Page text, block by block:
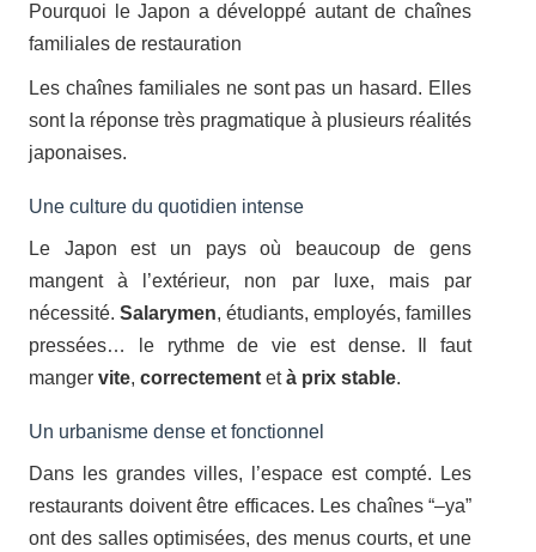
Pourquoi le Japon a développé autant de chaînes
familiales de restauration
Les chaînes familiales ne sont pas un hasard. Elles
sont la réponse très pragmatique à plusieurs réalités
japonaises.
Une culture du quotidien intense
Le Japon est un pays où beaucoup de gens
mangent à l’extérieur, non par luxe, mais par
nécessité. Salarymen, étudiants, employés, familles
pressées… le rythme de vie est dense. Il faut
manger vite, correctement età prix stable.
Un urbanisme dense et fonctionnel
Dans les grandes villes, l’espace est compté. Les
restaurants doivent être efficaces. Les chaînes “–ya”
ont des salles optimisées, des menus courts, et une